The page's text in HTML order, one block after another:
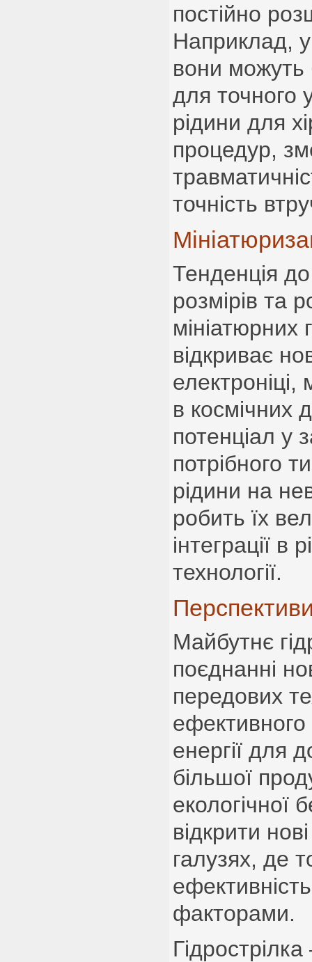
постійно
Наприклад, у
вони можуть
для точного
рідини для
процедур,
точність
Тенденція
розмірів та
мініатюрних
відкриває
електроніці,
в космічних
потенціал у
потрібного
рідини на
робить їх
інтеграції в
технології.
Майбутнє
поєднанні
передових
енергії для
більшої
екологічної
відкрити
галузях, де
факторами.